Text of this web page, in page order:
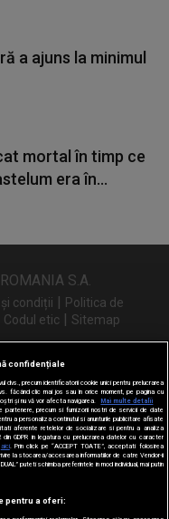
a ajuns la minimul
mortal în timp ce
era în...
S.A.
condiții | Politica de
Codul etic | Sitemap
pe
confidențiale
precum identificatorii cookie unici pentru prelucrarea
făcând clic mai jos sau în orice moment, pe pagina cu
și nu vă vor afecta navigarea.
Mai multe detalii
precum si furnizorii nostri de servicii de date
a personaliza continutul si anunturile publicitare afisate
aferente retelelor de socializare si pentru a analiza
GDPR in legatura cu prelucrarea datelor cu caracter
aici. Prin click pe “ACCEPT TOATE”, acceptati folosirea
la stocarea/accesarea informatiilor de catre Vendor-ii
puteti schimba preferintele in mod individual, mai putin
pentru a oferi: